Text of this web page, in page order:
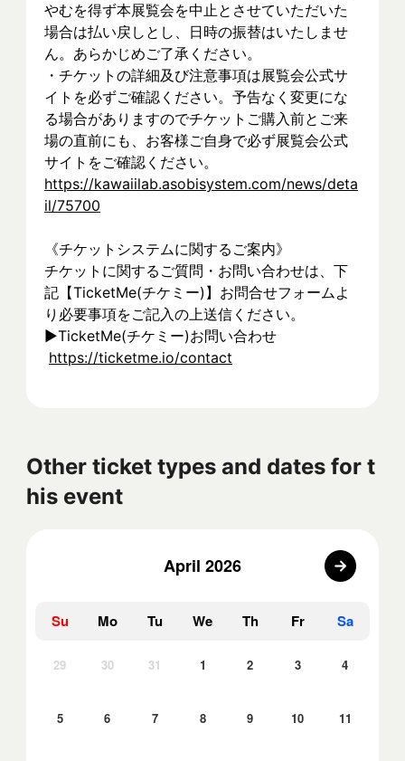
やむを得ず本展覧会を中止とさせていただいた
場合は払い戻しとし、日時の振替はいたしませ
ん。あらかじめご了承ください。
・チケットの詳細及び注意事項は展覧会公式サ
イトを必ずご確認ください。予告なく変更にな
る場合がありますのでチケットご購入前とご来
場の直前にも、お客様ご自身で必ず展覧会公式
サイトをご確認ください。
https://kawaiilab.asobisystem.com/news/deta
il/75700
《チケットシステムに関するご案内》
チケットに関するご質問・お問い合わせは、下
記【TicketMe(チケミー)】お問合せフォームよ
り必要事項をご記入の上送信ください。
▶︎TicketMe(チケミー)お問い合わせ
https://ticketme.io/contact
Other ticket types and dates for t
his event
April 2026
Su Mo Tu We Th Fr Sa
29 30 31 1 2 3 4
5 6 7 8 9 10 11